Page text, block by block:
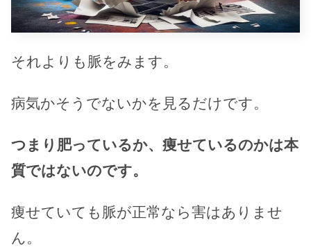
それよりも脈をみます。
病気かそうでないかを見るだけです。
つまり肥っているか、痩せているのかは本
質ではないのです。
痩せていても脈が正常なら害はありませ
ん。